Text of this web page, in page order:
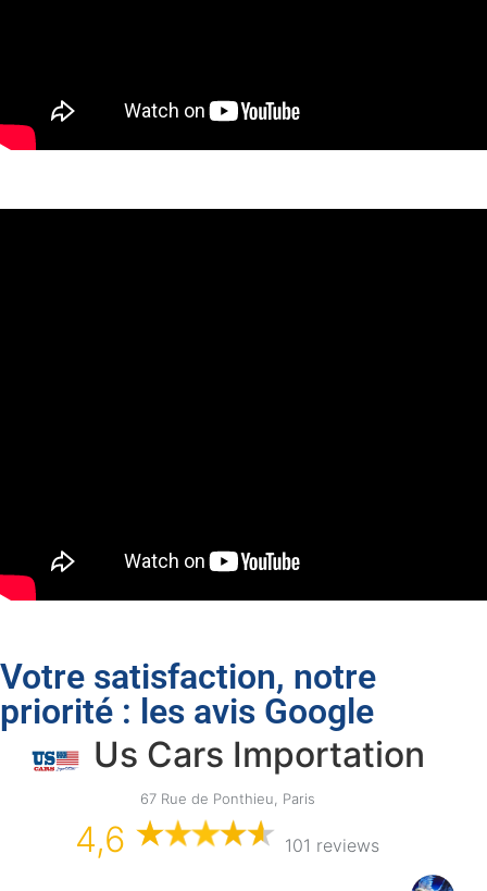
Votre satisfaction, notre
priorité : les avis Google
Us Cars Importation
67 Rue de Ponthieu, Paris
4,6 101 reviews